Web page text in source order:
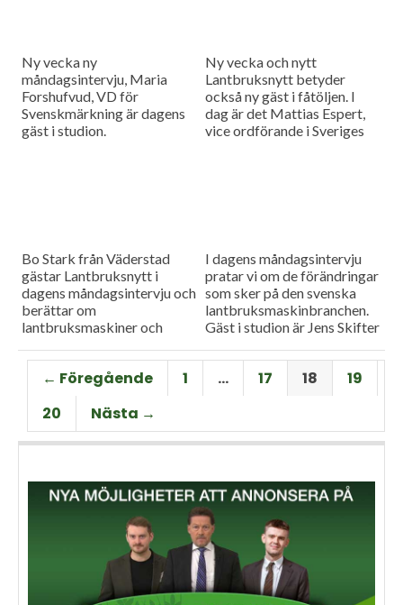
Ny vecka ny
måndagsintervju, Maria
Forshufvud, VD för
Svenskmärkning är dagens
gäst i studion.
Ny vecka och nytt
Lantbruksnytt betyder
också ny gäst i fåtöljen. I
dag är det Mattias Espert,
vice ordförande i Sveriges
Bo Stark från Väderstad
gästar Lantbruksnytt i
dagens måndagsintervju och
berättar om
lantbruksmaskiner och
I dagens måndagsintervju
pratar vi om de förändringar
som sker på den svenska
lantbruksmaskinbranchen.
Gäst i studion är Jens Skifter
maskinverksamheten på
Danish Agro.
← Föregående 1 … 17 18
19
20
Nästa →